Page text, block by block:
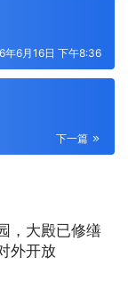
年6月16日 下午8:36
下一篇
，大殿已修缮
外开放